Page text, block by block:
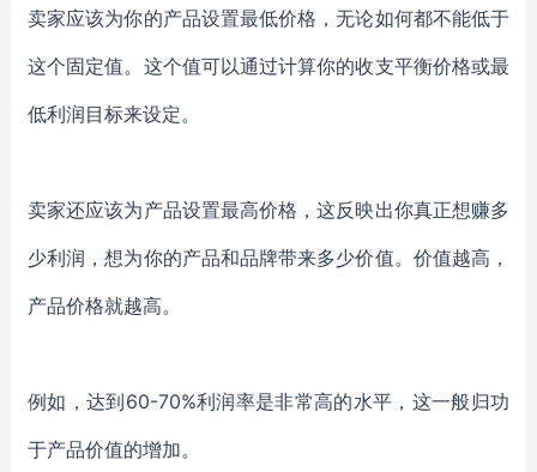
卖家应该为你的产品设置最低价格，无论如何都不能低于
这个固定值。这个值可以通过计算你的收支平衡价格或最
低利润目标来设定。
卖家还应该为产品设置最高价格，这反映出你真正想赚多
少利润，想为你的产品和品牌带来多少价值。价值越高，
产品价格就越高。
例如，达到60-70%利润率是非常高的水平，这一般归功
于产品价值的增加。